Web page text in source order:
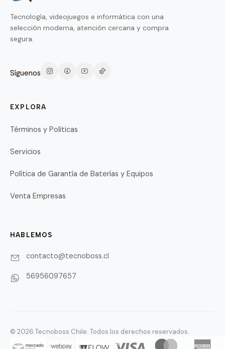
Tecnología, videojuegos e informática con una
selección moderna, atención cercana y compra
segura.
Síguenos
EXPLORA
Términos y Políticas
Servicios
Política de Garantía de Baterías y Equipos
Venta Empresas
HABLEMOS
contacto@tecnoboss.cl
56956097657
© 2026 Tecnoboss Chile. Todos los derechos reservados.